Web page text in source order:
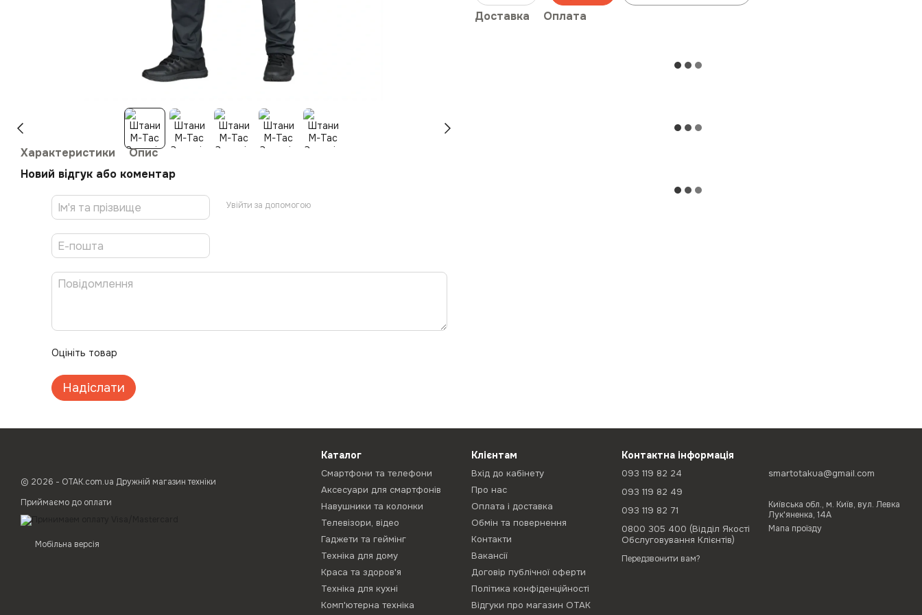
Характеристики
Опис
Новий відгук або коментар
Увійти за допомогою
Оцініть товар
Надіслати
Доставка Оплата
© 2026 - ОТАК.com.ua Дружній магазин техніки
Приймаємо до оплати
Мобільна версія
Каталог
Смартфони та телефони
Аксесуари для смартфонів
Навушники та колонки
Телевізори, відео
Гаджети та геймінг
Техніка для дому
Краса та здоров'я
Техніка для кухні
Комп'ютерна техніка
Клієнтам
Вхід до кабінету
Про нас
Оплата і доставка
Обмін та повернення
Контакти
Вакансії
Договір публічної оферти
Політика конфіденційності
Відгуки про магазин ОТАК
Контактна інформація
093 119 82 24
093 119 82 49
093 119 82 71
0800 305 400 (Відділ Якості
Обслуговування Клієнтів)
Передзвонити вам?
smartotakua@gmail.com
Київська обл., м. Київ, вул. Левка
Лук'яненка, 14А
Мапа проїзду